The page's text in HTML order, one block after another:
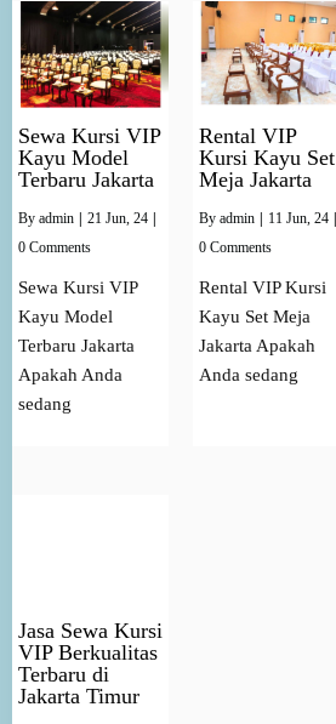
Sewa Kursi VIP
Kayu Model
Terbaru Jakarta
By admin 21 Jun, 24
0 Comments
Sewa Kursi VIP
Kayu Model
Terbaru Jakarta
Apakah Anda
sedang
Rental VIP
Kursi Kayu Set
Meja Jakarta
Byadmin 11 Jun, 24
0 Comments
Rental VIP Kursi
Kayu Set Meja
Jakarta Apakah
Anda sedang
Jasa Sewa Kursi
VIP Berkualitas
Terbaru di
Jakarta Timur